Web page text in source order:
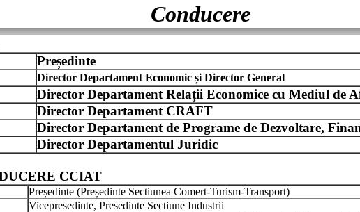
Conducere
Președinte
Director Departament Economic și Director General
Director Departament Relații Economice cu Mediul de
Director Departament CRAFT
Director Departament de Programe de Dezvoltare,
Director Departamentul Juridic
CCIAT
Președinte (Președinte Sectiunea Comert-Turism-Transport)
Vicepresedinte, Presedinte Sectiune Industrii